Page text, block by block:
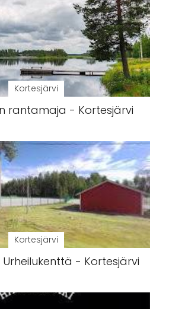
Kortesjärvi
rantamaja - Kortesjärvi
Kortesjärvi
- Kortesjärvi